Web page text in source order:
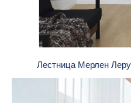
Лестница Мерлен